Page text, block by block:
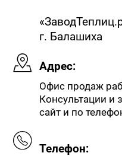
г. Балашиха
Адрес:
Офис продаж
Консультации и
сайт и по
Телефон: